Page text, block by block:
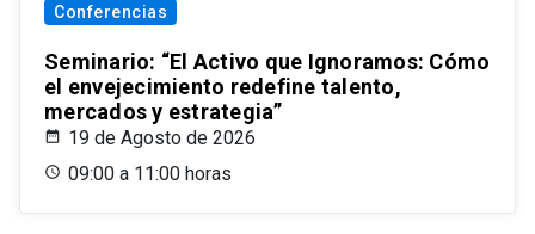
Conferencias
Seminario: “El Activo que Ignoramos: Cómo
el envejecimiento redefine talento,
mercados y estrategia”
19 de Agosto de 2026
09:00 a 11:00 horas